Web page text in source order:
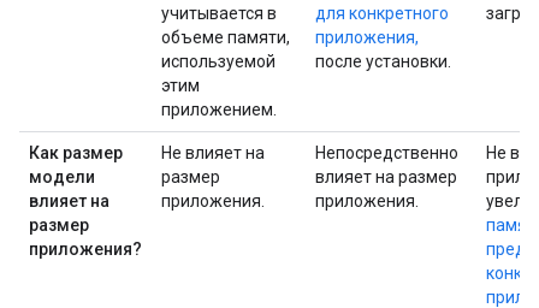
учитывается в
объеме памяти,
используемой
этим
приложением.
для конкретного
приложения,
после установки.
Как размер
модели
влияет на
размер
приложения?
Не влияет на
размер
приложения.
Непосредственно
влияет на размер
приложения.
Не